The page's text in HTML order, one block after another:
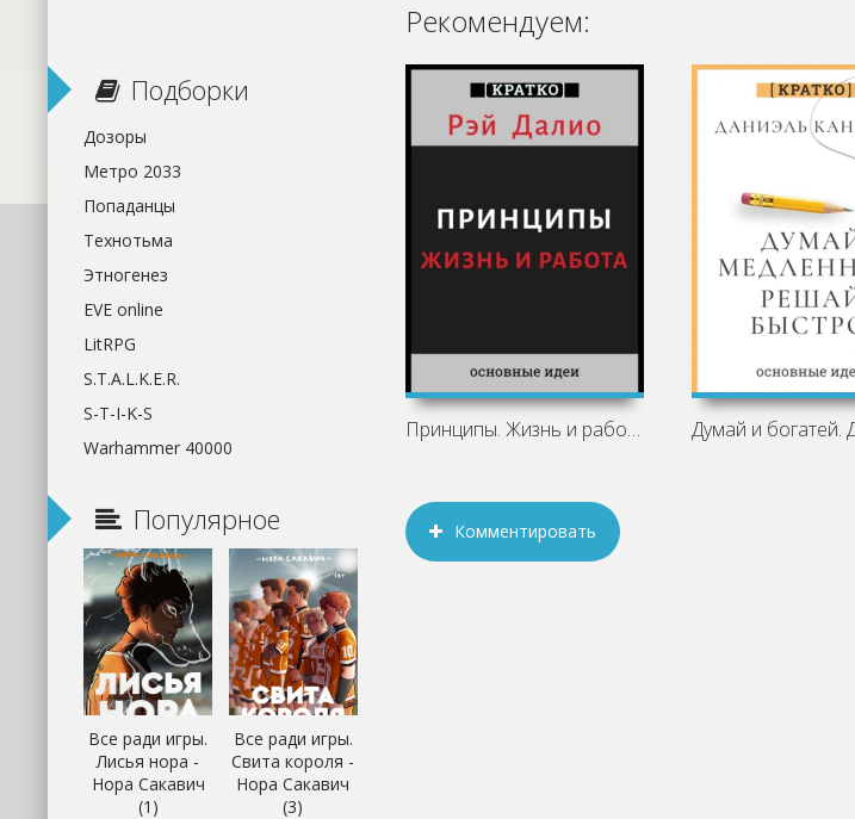
Рекомендуем:
Принципы. Жизнь и работа. Рэй Далио.
Комментировать
Подборки
Дозоры
Метро 2033
Попаданцы
Технотьма
Этногенез
EVE online
LitRPG
S.T.A.L.K.E.R.
S-T-I-K-S
Warhammer 40000
Популярное
Все ради игры.
Лисья нора -
Нора Сакавич
(1)
Все ради игры.
Свита короля -
Нора Сакавич
(3)